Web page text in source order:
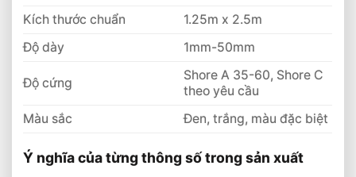
Nhà Cung Cấp Tấm EVA Foam Uy Tín Cho
Kích thước chuẩn
1.25m x 2.5m
Độ dày
1mm-50mm
Độ cứng
Shore A 35-60, Shore C
theo yêu cầu
Màu sắc
Đen, trắng, màu đặc biệt
Ý nghĩa của từng thông số trong sản xuất